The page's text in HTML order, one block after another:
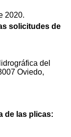
2020.
solicitudes de
del
Oviedo,
de las plicas: